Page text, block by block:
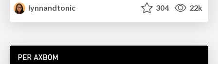
lynnandtonic
304 22k